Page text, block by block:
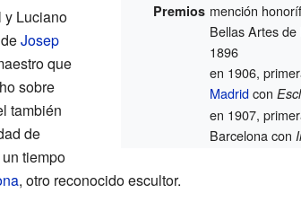
Premios mención
Bellas Artes
1896
en 1906,
Madridcon
en 1907,
Barcelona con
y Luciano
Josep
que
sobre
también
de
tiempo
, otro reconocido escultor.